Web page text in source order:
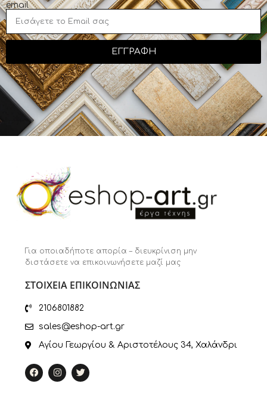
email
ΕΓΓΡΑΦΗ
Για οποιαδήποτε απορία – διευκρίνιση μην
διστάσετε να επικοινωνήσετε μαζί μας
ΣΤΟΙΧΕΙΑ ΕΠΙΚΟΙΝΩΝΙΑΣ
2106801882
sales@eshop-art.gr
Αγίου Γεωργίου & Αριστοτέλους 34, Χαλάνδρι